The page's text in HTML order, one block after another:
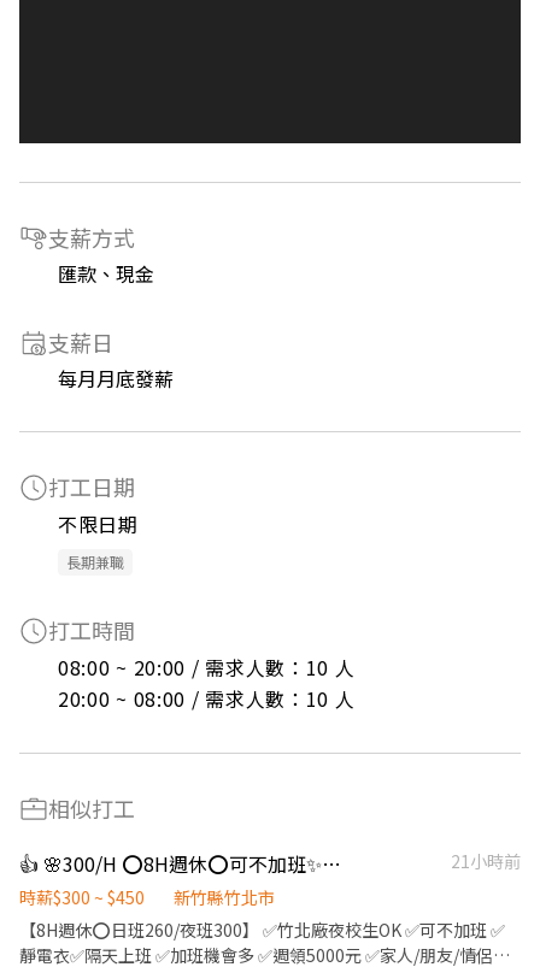
支薪方式
匯款、現金
支薪日
每月月底發薪
打工日期
不限日期
長期兼職
打工時間
08:00 ~ 20:00 / 需求人數：10 人
20:00 ~ 08:00 / 需求人數：10 人
相似打工
👍 🌸300/H ⭕️8H週休⭕️可不加班✨免經驗錄取高✨超夯AI大廠#供餐供車位
21小時前
時薪$300 ~ $450
新竹縣竹北市
【8H週休⭕日班260/夜班300】 ✅竹北廠夜校生OK ✅可不加班 ✅
靜電衣✅隔天上班 ✅加班機會多 ✅週領5000元 ✅家人/朋友/情侶一